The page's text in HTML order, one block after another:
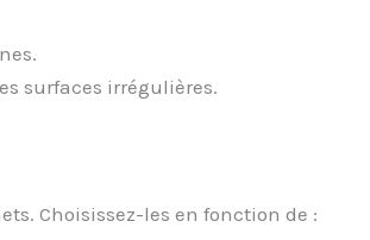
surfaces irrégulières.
Choisissez-les en fonction de :